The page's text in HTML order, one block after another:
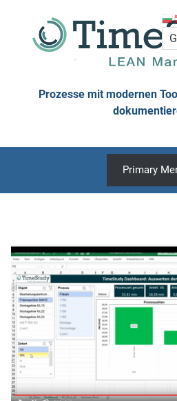
content
Prozesse mit modernen
Primary